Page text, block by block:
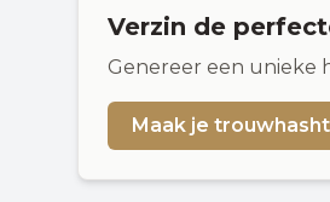
Verzin de
Genereer een unieke
Maak je